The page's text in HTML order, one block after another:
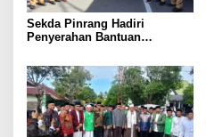
Sekda Pinrang Hadiri
Penyerahan Bantuan
Dukung Swasembada Pangan